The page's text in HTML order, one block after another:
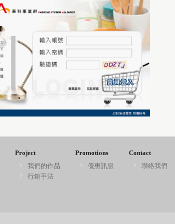
Project
我們的作品
行銷手法
Promotions
優惠訊息
Contact
聯絡我們